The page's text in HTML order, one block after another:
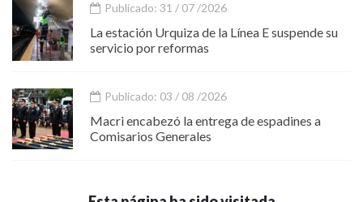
Publicado: 31 / 07 /2026
La estación Urquiza de la Línea E suspende su
servicio por reformas
Publicado: 03 / 08 /2026
Macri encabezó la entrega de espadines a
Comisarios Generales